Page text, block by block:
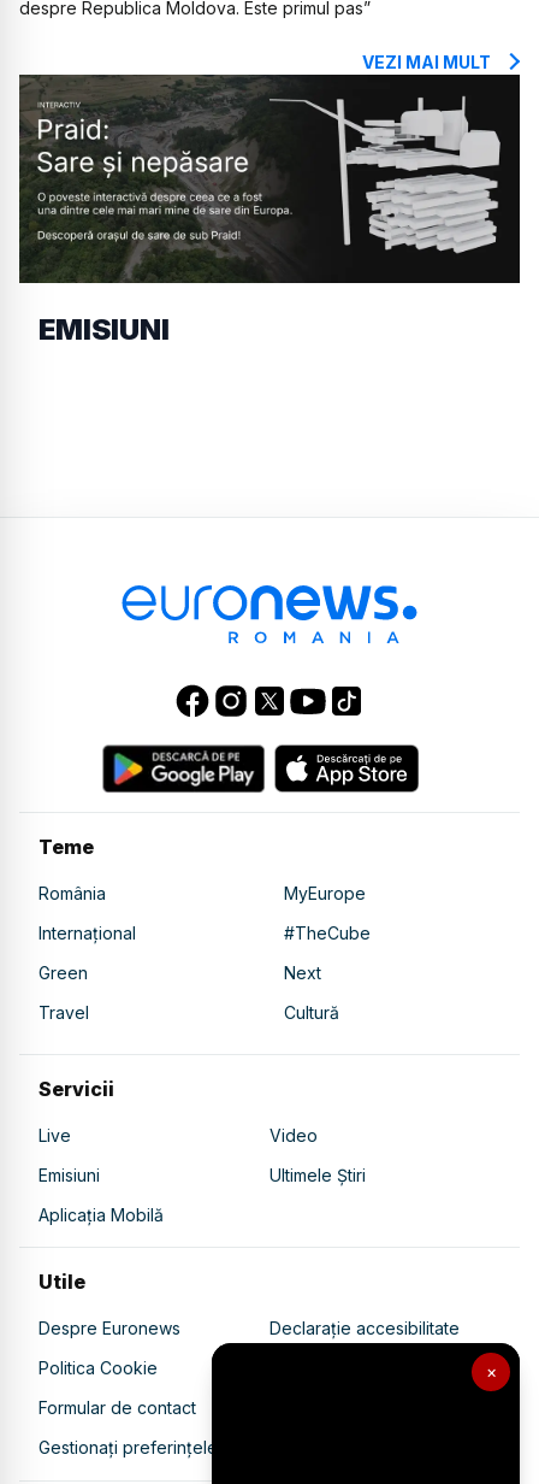
×
despre Republica Moldova. Este primul pas”
VEZI MAI MULT
EMISIUNI
Teme
România
MyEurope
Internațional
#TheCube
Green
Next
Travel
Cultură
Servicii
Live
Video
Emisiuni
Ultimele Știri
Aplicația Mobilă
Utile
Despre Euronews
Declarație accesibilitate
Politica Cookie
Politica de confidențialitate
Formular de contact
Gestionați preferințele